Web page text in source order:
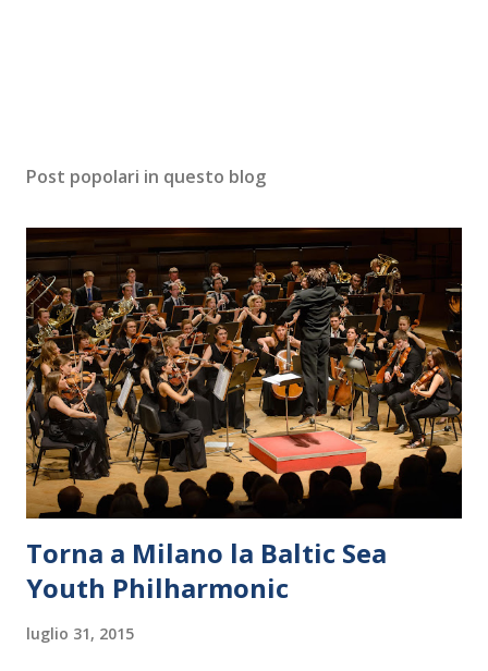
Post popolari in questo blog
Torna a Milano la Baltic Sea
Youth Philharmonic
luglio 31, 2015